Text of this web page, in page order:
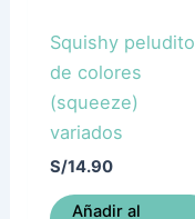
Squishy peludito
de colores
(squeeze)
variados
S/14.90
Añadir al